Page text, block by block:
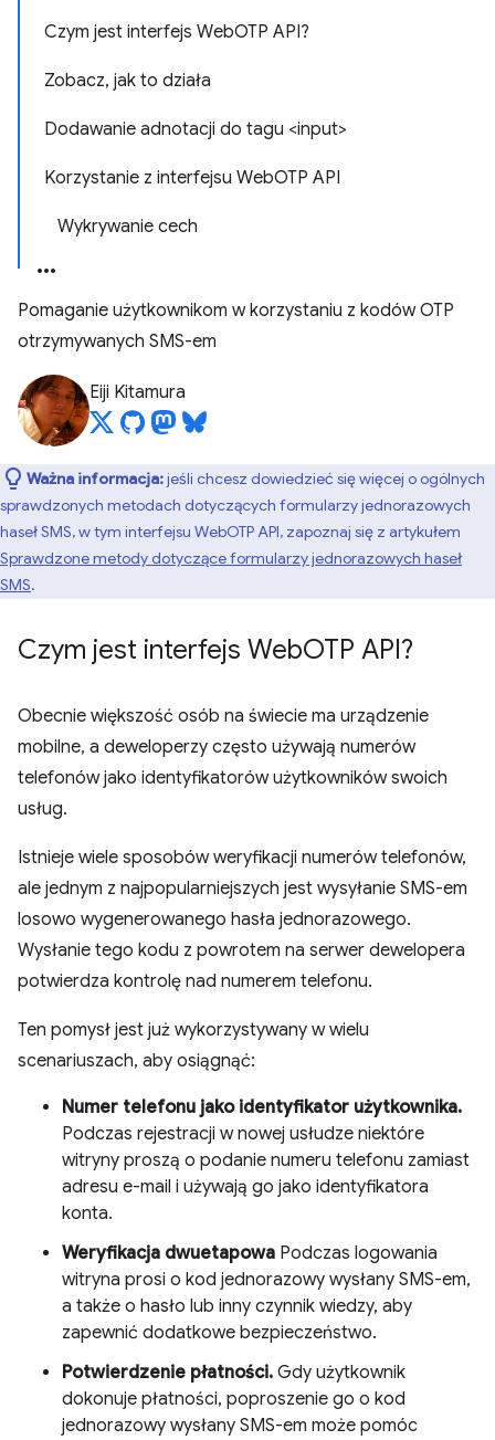
Czym jest interfejs WebOTP API?
Zobacz, jak to działa
Dodawanie adnotacji do tagu <input>
Korzystanie z interfejsu WebOTP API
Wykrywanie cech
Pomaganie użytkownikom w korzystaniu z kodów OTP
otrzymywanych SMS-em
Eiji Kitamura
Ważna informacja:jeśli chcesz dowiedzieć się więcej o ogólnych
sprawdzonych metodach dotyczących formularzy jednorazowych
haseł SMS, w tym interfejsu WebOTP API, zapoznaj się z artykułem
Sprawdzone metody dotyczące formularzy jednorazowych haseł
SMS.
Czym jest interfejs WebOTP API?
Obecnie większość osób na świecie ma urządzenie
mobilne, a deweloperzy często używają numerów
telefonów jako identyfikatorów użytkowników swoich
usług.
Istnieje wiele sposobów weryfikacji numerów telefonów,
ale jednym z najpopularniejszych jest wysyłanie SMS-em
losowo wygenerowanego hasła jednorazowego.
Wysłanie tego kodu z powrotem na serwer dewelopera
potwierdza kontrolę nad numerem telefonu.
Ten pomysł jest już wykorzystywany w wielu
scenariuszach, aby osiągnąć:
Numer telefonu jako identyfikator użytkownika.
Podczas rejestracji w nowej usłudze niektóre
witryny proszą o podanie numeru telefonu zamiast
adresu e-mail i używają go jako identyfikatora
konta.
Weryfikacja dwuetapowa Podczas logowania
witryna prosi o kod jednorazowy wysłany SMS-em,
a także o hasło lub inny czynnik wiedzy, aby
zapewnić dodatkowe bezpieczeństwo.
Potwierdzenie płatności. Gdy użytkownik
dokonuje płatności, poproszenie go o kod
jednorazowy wysłany SMS-em może pomóc